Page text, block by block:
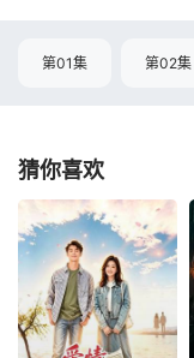
第01集 第02集
猜你喜欢